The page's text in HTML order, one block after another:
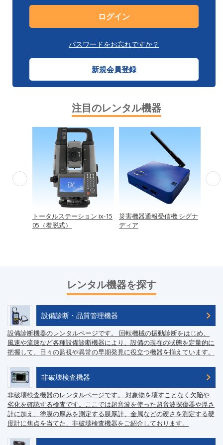
注目のレンタル機器
トータルステーション ix-15
05（着脱式）
災害機器通報受信機 シグナ
ディア
パスワードをお忘れですか？
新規会員登録
レンタル機器を探す
設備診断・品質管理機器
設備診断機器のレンタルページです。 回転機械の振動診断をはじめ、
風速や流速など各種設備診断機器により、設備の現在の状態を定量的に
把握して、日々の監視や異常の早期発見に役立つ機器を揃えています。
非破壊検査機器
非破壊検査機器のレンタルページです。 対象物を壊すことなく欠陥や
劣化を確認する検査です。ここでは超音波を使った超音波探傷器や厚さ
計に加え、塗膜の厚みを測定する膜厚計、金属などの硬さを測定する硬
度計に焦点を当てた、非破壊検査機器をご紹介しております。